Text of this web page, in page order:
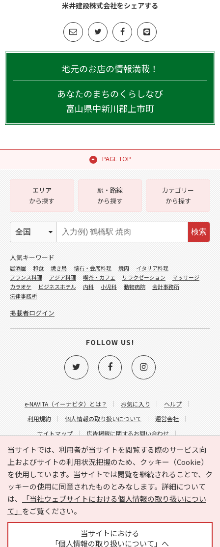
米井建設株式会社をシェアする
地元のお店の情報満載！
あなたのまちのくらしなび
富山県中新川郡上市町
PAGE TOP
当サイトでは、利用者が当サイトを閲覧する際のサービス向
上およびサイトの利用状況把握のため、クッキー（Cookie）
を使用しています。当サイトでは閲覧を継続されることで、ク
ッキーの使用に同意されたものとみなします。詳細について
は、
「当社ウェブサイトにおける個人情報の取り扱いについ
て」 をご覧ください。
当サイトにおける
「個人情報の取り扱いについて」へ
e-NAVITA（イーナビタ）とは？ お気に入り
ヘルプ
利用規約
個人情報の取り扱いについて
運営会社
サイトマップ
広告掲載に関するお問い合わせ
サイトの内容に関するお問い合わせ
エリア
から探す
駅・路線
から探す
カテゴリー
から探す
検索
人気キーワード
居酒屋 和食 焼き鳥 懐石・会席料理 焼肉
イタリア料理
フランス料理
アジア料理 喫茶・カフェ リラクゼーション
マッサージ
カラオケ
ビジネスホテル 内科 小児科 動物病院
会計事務所
法律事務所
掲載者ログイン
FOLLOW US!
Copyright © HYOJITO.Co.,Ltd. All Rights Reserved.